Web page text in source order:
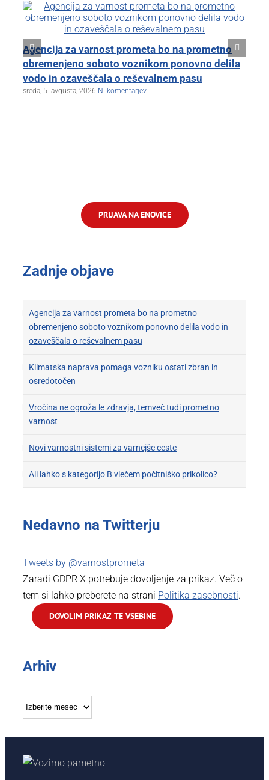
Agencija za varnost prometa bo na prometno
obremenjeno soboto voznikom ponovno delila
vodo in ozaveščala o reševalnem pasu
sreda, 5. avgusta, 2026 Ni komentarjev
PRIJAVA NA ENOVICE
Zadnje objave
Agencija za varnost prometa bo na prometno
obremenjeno soboto voznikom ponovno delila vodo in
ozaveščala o reševalnem pasu
Klimatska naprava pomaga vozniku ostati zbran in
osredotočen
Vročina ne ogroža le zdravja, temveč tudi prometno
varnost
Novi varnostni sistemi za varnejše ceste
Ali lahko s kategorijo B vlečem počitniško prikolico?
Nedavno na Twitterju
Tweets by @varnostprometa
Zaradi GDPR X potrebuje dovoljenje za prikaz. Več o
tem si lahko preberete na strani Politika zasebnosti.
DOVOLIM PRIKAZ TE VSEBINE
Arhiv
Arhiv